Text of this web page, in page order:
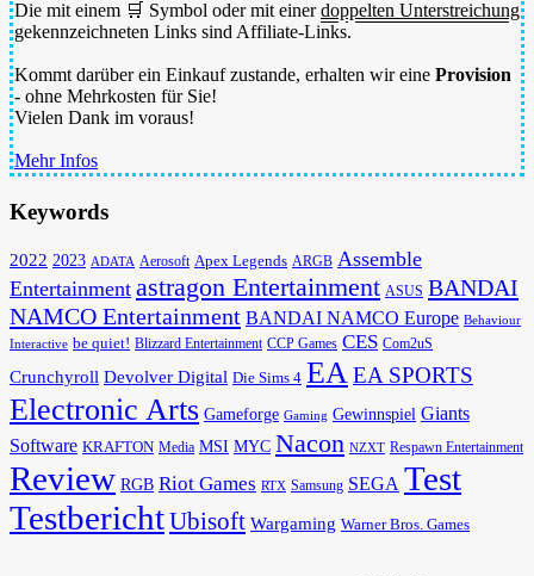
Die mit einem 🛒 Symbol oder mit einerdoppelten Unterstreichung
gekennzeichneten Links sind Affiliate-Links.
Kommt darüber ein Einkauf zustande, erhalten wir eine Provision
- ohne Mehrkosten für Sie!
Vielen Dank im voraus!
Mehr Infos
Keywords
2022 2023 ADATA Aerosoft Apex Legends ARGB Assemble
Entertainment astragon Entertainment ASUS BANDAI
NAMCO Entertainment BANDAI NAMCO Europe Behaviour
Interactive be quiet! Blizzard Entertainment CCP Games CES Com2uS
Crunchyroll Devolver Digital Die Sims 4 EAEA SPORTS
Electronic Arts Gameforge Gaming Gewinnspiel Giants
Software KRAFTON Media MSI MYC Nacon NZXT Respawn Entertainment
Review RGB Riot Games RTX Samsung SEGA Test
TestberichtUbisoft Wargaming Warner Bros. Games